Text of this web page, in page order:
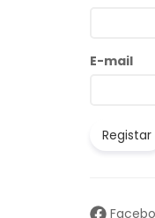
E-mail
Registar